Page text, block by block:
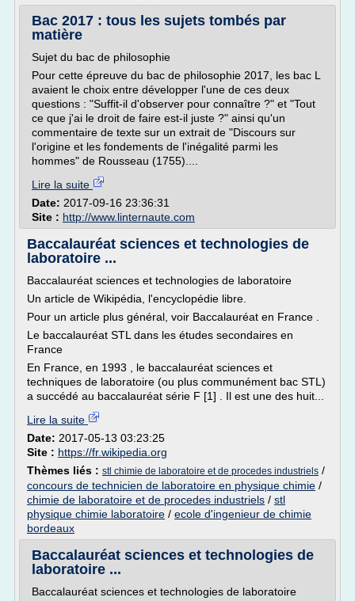
Bac 2017 : tous les sujets tombés par
matière
Sujet du bac de philosophie
Pour cette épreuve du bac de philosophie 2017, les bac L
avaient le choix entre développer l'une de ces deux
questions : "Suffit-il d'observer pour connaître ?" et "Tout
ce que j'ai le droit de faire est-il juste ?" ainsi qu'un
commentaire de texte sur un extrait de "Discours sur
l'origine et les fondements de l'inégalité parmi les
hommes" de Rousseau (1755)....
Lire la suite
Date: 2017-09-16 23:36:31
Site : http://www.linternaute.com
Baccalauréat sciences et technologies de
laboratoire ...
Baccalauréat sciences et technologies de laboratoire
Un article de Wikipédia, l'encyclopédie libre.
Pour un article plus général, voir Baccalauréat en France .
Le baccalauréat STL dans les études secondaires en
France
En France, en 1993 , le baccalauréat sciences et
techniques de laboratoire (ou plus communément bac STL)
a succédé au baccalauréat série F [1] . Il est une des huit...
Lire la suite
Date: 2017-05-13 03:23:25
Site : https://fr.wikipedia.org
Thèmes liés : stl chimie de laboratoire et de procedes industriels /
concours de technicien de laboratoire en physique chimie /
chimie de laboratoire et de procedes industriels / stl
physique chimie laboratoire / ecole d'ingenieur de chimie
bordeaux
Baccalauréat sciences et technologies de
laboratoire ...
Baccalauréat sciences et technologies de laboratoire